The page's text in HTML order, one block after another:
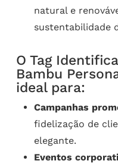
natural e
sustentabilidade
O Tag
Bambu
ideal para:
Campanhas
fidelização de
elegante.
Eventos